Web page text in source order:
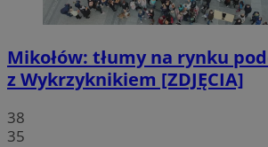
Mikołów: tłumy na rynku
z Wykrzyknikiem [ZDJĘCIA]
38
35